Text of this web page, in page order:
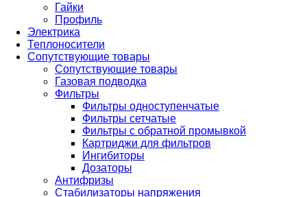
Гайки
Профиль
Электрика
Теплоносители
Сопутствующие товары
Сопутствующие товары
Газовая подводка
Фильтры
Фильтры одноступенчатые
Фильтры сетчатые
Фильтры с обратной промывкой
Картриджи для фильтров
Ингибиторы
Дозаторы
Антифризы
Стабилизаторы напряжения